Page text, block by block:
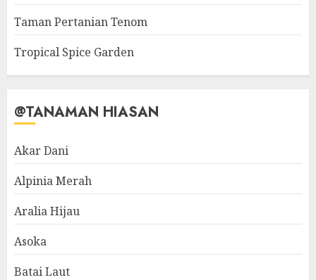
Taman Pertanian Tenom
Tropical Spice Garden
@TANAMAN HIASAN
Akar Dani
Alpinia Merah
Aralia Hijau
Asoka
Batai Laut